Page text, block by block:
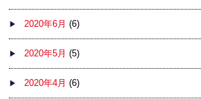
2020年6月 (6)
2020年5月 (5)
2020年4月 (6)